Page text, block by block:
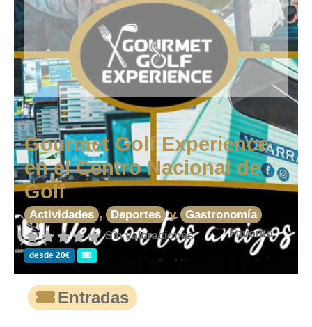
Gourmet Golf Experience
en el Centro Nacional de
Golf
Actividades , Deportes y Gastronomía
Sin valoraciones Favorito
desde 20€
Entradas